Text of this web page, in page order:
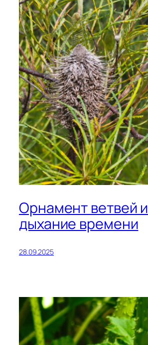
Орнамент ветвей и
дыхание времени
28.09.2025